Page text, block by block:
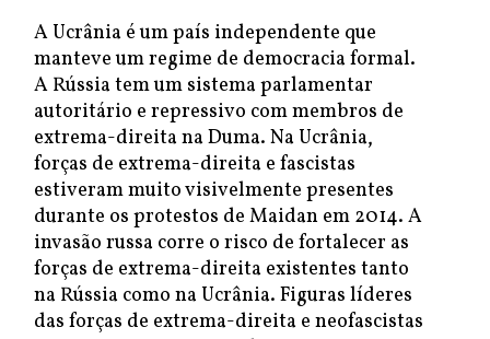
A Ucrânia é um país independente que
manteve um regime de democracia formal.
A Rússia tem um sistema parlamentar
autoritário e repressivo com membros de
extrema-direita na Duma. Na Ucrânia,
forças de extrema-direita e fascistas
estiveram muito visivelmente presentes
durante os protestos de Maidan em 2014. A
invasão russa corre o risco de fortalecer as
forças de extrema-direita existentes tanto
na Rússia como na Ucrânia. Figuras líderes
das forças de extrema-direita e neofascistas